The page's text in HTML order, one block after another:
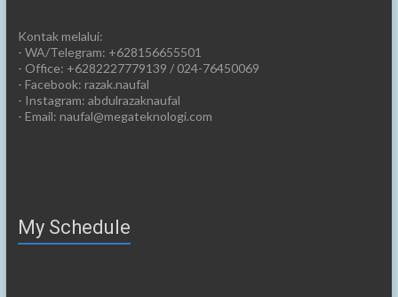
Kontak melalui:
- WA/Telegram: +628156655501
- Office: +6282227779139 / 024-76450069
- Facebook: razak.naufal
- Instagram: abdulrazaknaufal
- Email: naufal@megateknologi.com
My Schedule